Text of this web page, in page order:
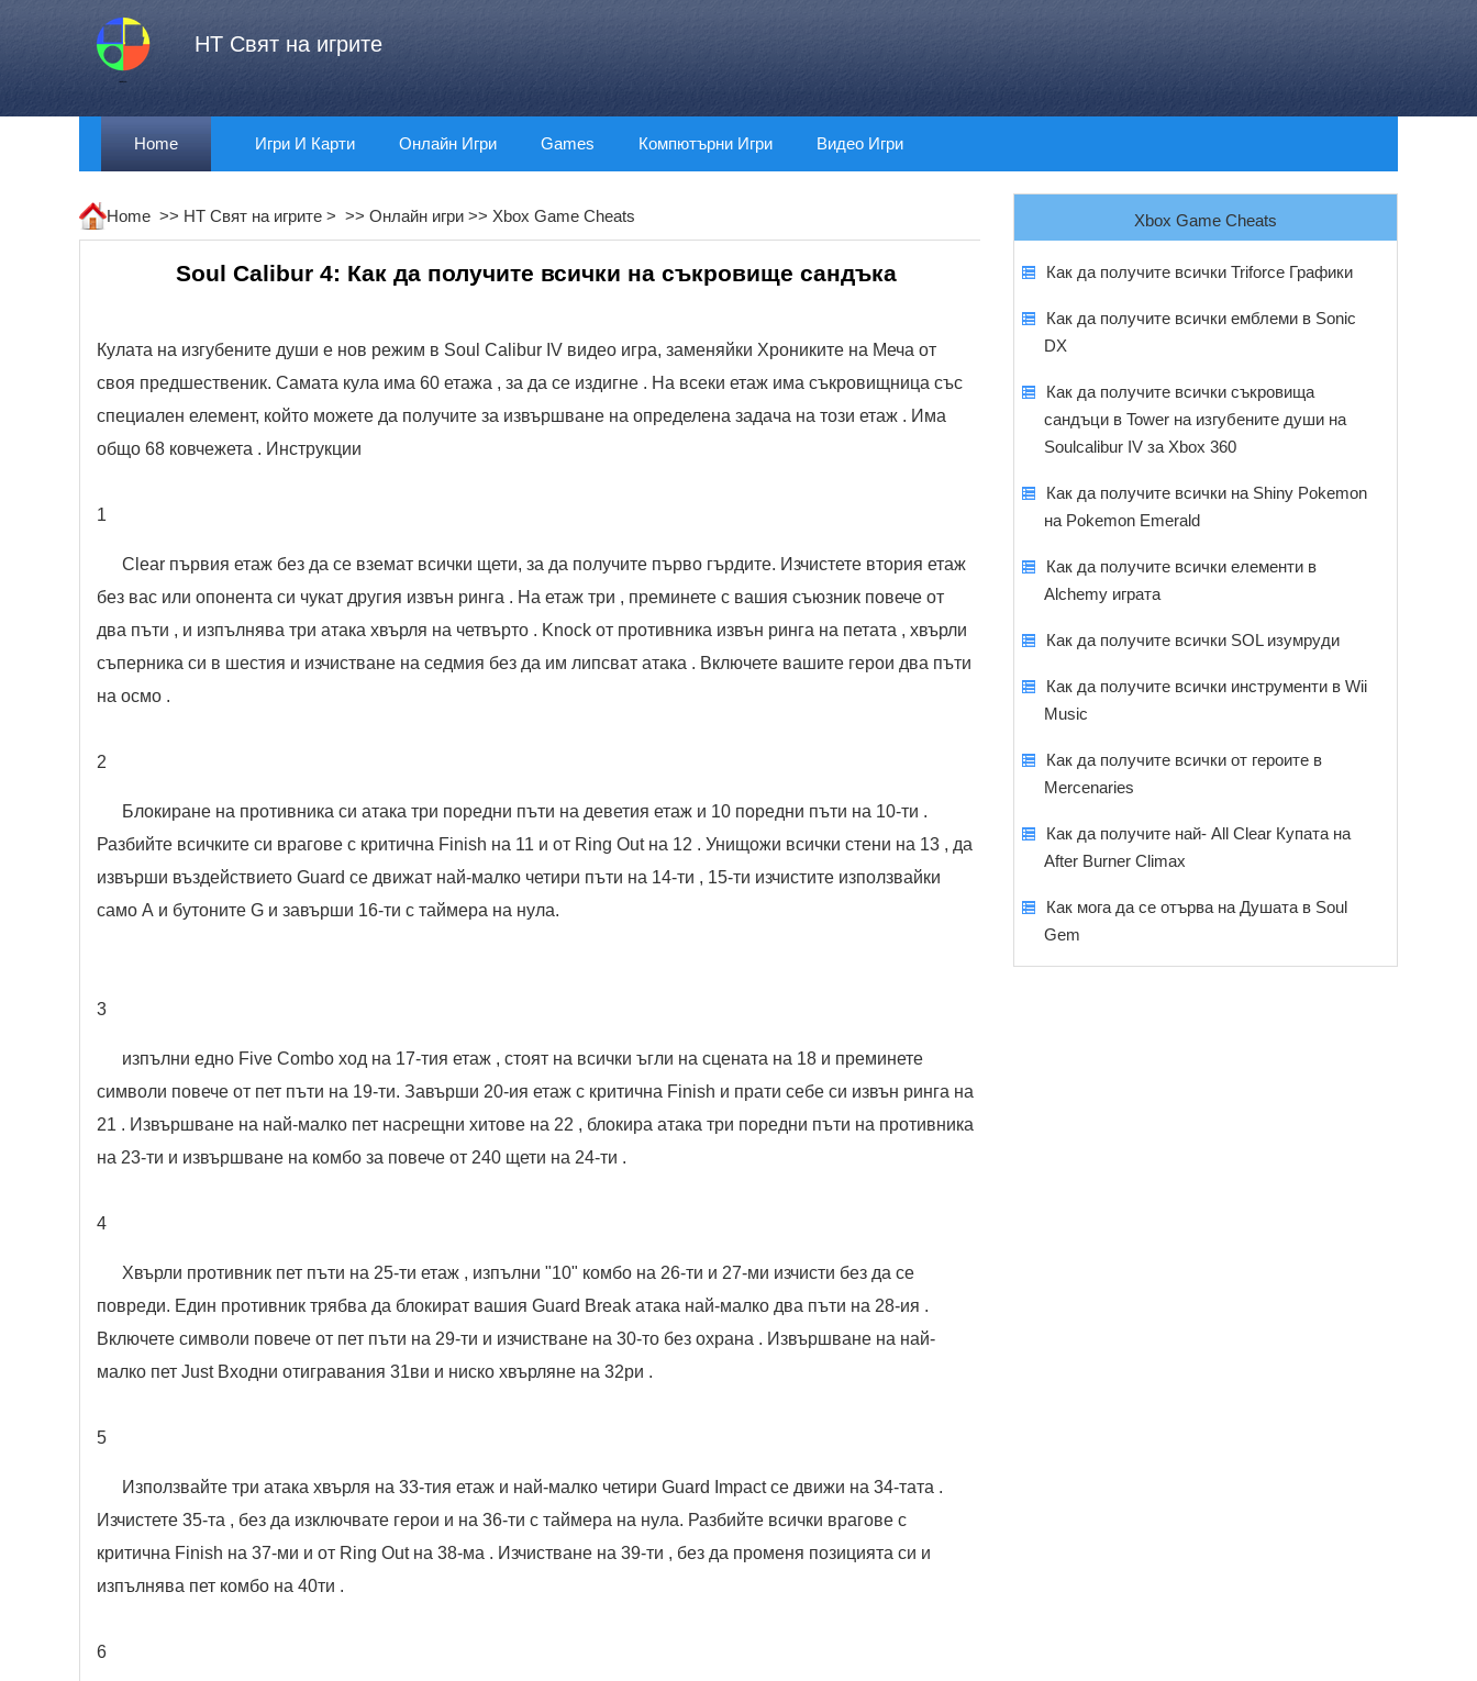
HT Свят на игрите
Home Игри И Карти Онлайн Игри Games Компютърни Игри Видео Игри
Home >> HT Свят на игрите > >> Онлайн игри >> Xbox Game Cheats
Soul Calibur 4: Как да получите всички на съкровище сандъка
Кулата на изгубените души е нов режим в Soul Calibur IV видео игра, заменяйки Хрониките на Меча от
своя предшественик. Самата кула има 60 етажа , за да се издигне . На всеки етаж има съкровищница със
специален елемент, който можете да получите за извършване на определена задача на този етаж . Има
общо 68 ковчежета . Инструкции
1
Clear първия етаж без да се вземат всички щети, за да получите първо гърдите. Изчистете втория етаж
без вас или опонента си чукат другия извън ринга . На етаж три , преминете с вашия съюзник повече от
два пъти , и изпълнява три атака хвърля на четвърто . Knock от противника извън ринга на петата , хвърли
съперника си в шестия и изчистване на седмия без да им липсват атака . Включете вашите герои два пъти
на осмо .
2
Блокиране на противника си атака три поредни пъти на деветия етаж и 10 поредни пъти на 10-ти .
Разбийте всичките си врагове с критична Finish на 11 и от Ring Out ​​на 12 . Унищожи всички стени на 13 , да
извърши въздействието Guard се движат най-малко четири пъти на 14-ти , 15-ти изчистите използвайки
само А и бутоните G и завърши 16-ти с таймера на нула.
3
изпълни едно Five Combo ход на 17-тия етаж , стоят на всички ъгли на сцената на 18 и преминете
символи повече от пет пъти на 19-ти. Завърши 20-ия етаж с критична Finish и прати себе си извън ринга на
21 . Извършване на най-малко пет насрещни хитове на 22 , блокира атака три поредни пъти на противника
на 23-ти и извършване на комбо за повече от 240 щети на 24-ти .
4
Хвърли противник пет пъти на 25-ти етаж , изпълни "10" комбо на 26-ти и 27-ми изчисти без да се
повреди. Един противник трябва да блокират вашия Guard Break атака най-малко два пъти на 28-ия .
Включете символи повече от пет пъти на 29-ти и изчистване на 30-то без охрана . Извършване на най-
малко пет Just Входни отигравания 31ви и ниско хвърляне на 32ри .
5
Използвайте три атака хвърля на 33-тия етаж и най-малко четири Guard Impact се движи на 34-тата .
Изчистете 35-та , без да изключвате герои и на 36-ти с таймера на нула. Разбийте всички врагове с
критична Finish на 37-ми и от Ring Out ​​на 38-ма . Изчистване на 39-ти , без да променя позицията си и
изпълнява пет комбо на 40ти .
6
Xbox Game Cheats
Как да получите всички Triforce Графики
Как да получите всички емблеми в Sonic
DX
Как да получите всички съкровища
сандъци в Tower на изгубените души на
Soulcalibur IV за Xbox 360
Как да получите всички на Shiny Pokemon
на Pokemon Emerald
Как да получите всички елементи в
Alchemy играта
Как да получите всички SOL изумруди
Как да получите всички инструменти в Wii
Music
Как да получите всички от героите в
Mercenaries
Как да получите най- All Clear Купата на
After Burner Climax
Как мога да се отърва на Душата в Soul
Gem